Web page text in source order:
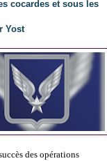
cocardes et sous les
Yost
des opérations